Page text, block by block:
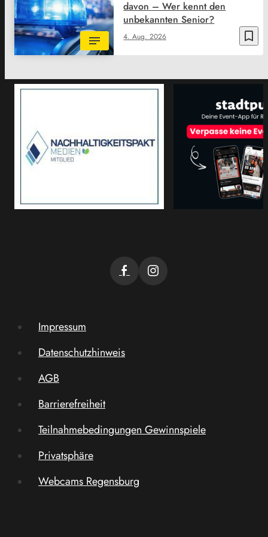
bookmark_border
4. Aug. 2026
davon – Wer kennt den
unbekannten Senior?
Impressum
Datenschutzhinweis
AGB
Barrierefreiheit
Teilnahmebedingungen Gewinnspiele
Privatsphäre
Webcams Regensburg